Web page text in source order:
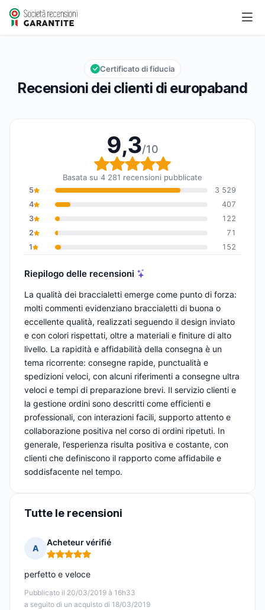
europaband
Valutazione globale: 9,3 su 10
9,3/10
Recensioni dei clienti di europaband
Certificato di fiducia
9,3/10
Valutazione globale:
Basata su 4 281 recensioni pubblicate
5
3 529
4
407
3
122
2
71
1
152
Riepilogo delle recensioni
La qualità dei braccialetti emerge come punto di forza:
molti commenti evidenziano braccialetti di buona o
eccellente qualità, realizzati seguendo il design inviato
e con colori rispettati, oltre a materiali e finiture di alto
livello. La rapidità e affidabilità della consegna è un
tema ricorrente: consegne rapide, punctualità e
spedizioni veloci, con alcuni riferimenti a consegne ultra
veloci e tempi di preparazione brevi. Il servizio clienti e
la gestione ordini sono descritti come efficienti e
professionali, con interazioni facili, supporto attento e
collaborazione positiva nel corso di ordini ripetuti. In
generale, l’esperienza risulta positiva e costante, con
clienti che definiscono il rapporto come affidabile e
soddisfacente nel tempo.
Tutte le recensioni
A
Acheteur vérifié
Nota: 5 su 5
Pubblicato il 20/03/2019 à 16h33
a seguito di un acquisto di 18/03/2019
perfetto e veloce